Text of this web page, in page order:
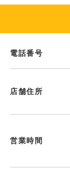
電話番号
店舗住所
営業時間